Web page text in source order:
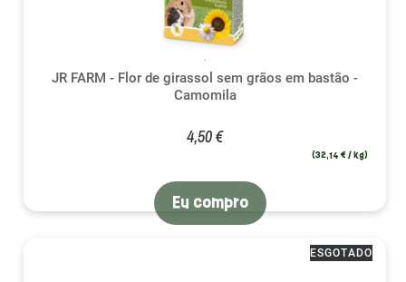
JR FARM - Flor de girassol sem grãos em bastão -
Camomila
4,50 €
(32,14 € / kg)
Eu compro
ESGOTADO